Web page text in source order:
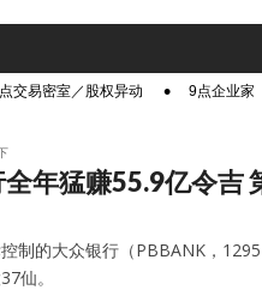
交易密室／股权异动 9点企业家
年猛赚55.9亿令吉
制的大众银行（PBBANK，
仙。